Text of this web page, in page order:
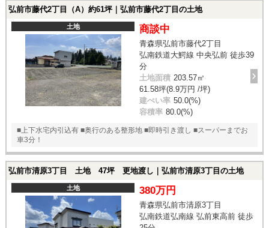
弘前市藤代2丁目（A）約61坪｜弘前市藤代2丁目の土地
土地 商談中
青森県弘前市藤代2丁目
弘南鉄道大鰐線 中央弘前 徒歩39
分
土地面積 203.57㎡
61.58坪(8.9万円 /坪)
建ぺい率 50.0(%)
容積率 80.0(%)
■上下水宅内引込有 ■奥行のある整形地 ■即時引き渡し ■スーパーまでお
車3分！
弘前市清原3丁目 土地 47坪 更地渡し｜弘前市清原3丁目の土地
土地 380万円
青森県弘前市清原3丁目
弘南鉄道弘南線 弘前東高前 徒歩